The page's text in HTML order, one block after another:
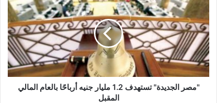
الجديدة"
تستهدف
1.2
مليار
جنيه
أرباحًا
بالعام
المالي
المقبل
"مصر الجديدة" تستهدف 1.2 مليار جنيه أرباحًا بالعام المالي
المقبل